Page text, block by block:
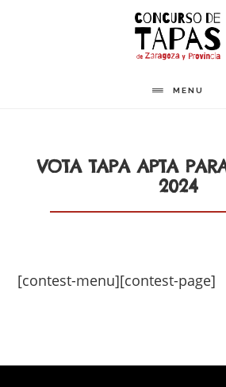
MENU
VOTA TAPA APTA
2024
[contest-menu][contest-page]